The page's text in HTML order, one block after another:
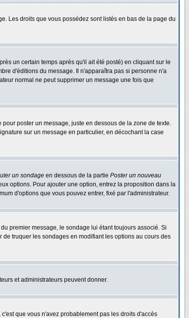
Les droits que vous possédez sont listés en bas de la page du
un certain temps après qu'il ait été posté) en cliquant sur le
d'éditions du message. Il n'apparaîtra pas si personne n'a
normal ne peut supprimer un message une fois que
pour poster un message, juste en dessous de la zone de texte.
sur un message en particulier, en décochant la case
un sondage en dessous de la partie Poster un nouveau
options. Pour ajouter une option, entrez la proposition dans la
d'options que vous pouvez entrer, fixé par l'administrateur.
du premier message, le sondage lui étant toujours associé. Si
truquer les sondages en modifiant les options au cours des
et administrateurs peuvent donner.
que vous n'avez probablement pas les droits d'accès